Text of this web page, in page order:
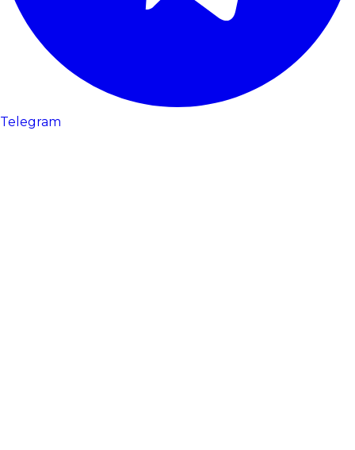
Telegram